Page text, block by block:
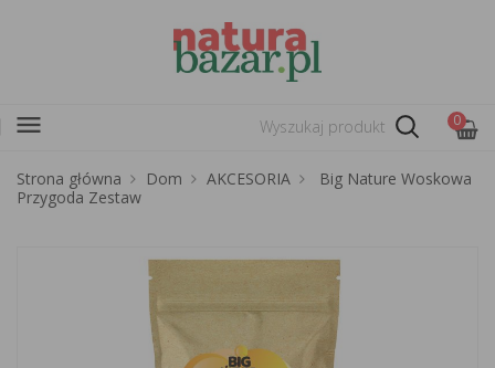
menu 0
Strona główna Dom AKCESORIA
Big Nature Woskowa
Przygoda Zestaw